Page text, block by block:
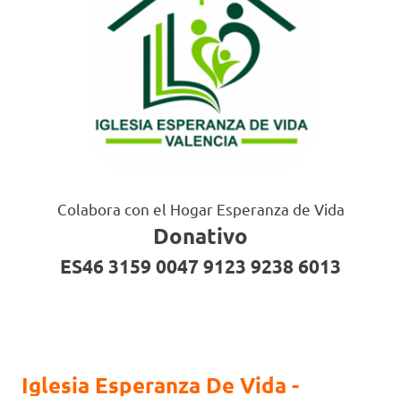
Colabora con el Hogar Esperanza de Vida
Donativo
ES46 3159 0047 9123 9238 6013
Iglesia Esperanza De Vida -